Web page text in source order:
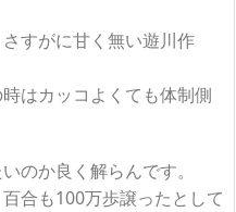
すがに甘く無い遊川作
はカッコよくても体制側
のか良く解らんです。
合も100万歩譲ったとして